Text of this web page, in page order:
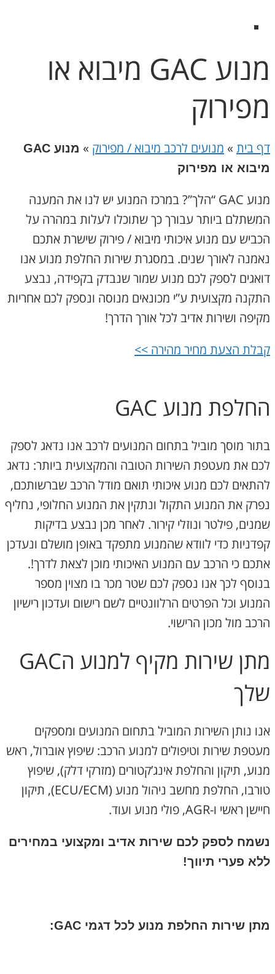
מנוע GAC מיבוא או
מפירוק
דף בית » מנועים לרכב מיבוא / מפירוק »
מנוע GAC
מיבוא או מפירוק
מנוע GAC “הלך”? במרכז המנוע יש לנו את המענה
המשתלם ביותר עבורך כך שתוכלו לעלות במהרה על
הכביש עם מנוע איכותי מיבוא / פירוק שישרת אתכם
נאמנה לאורך שנים. במסגרת שירות החלפת מנוע אנו
דואגים לספק לכם מנוע שמור שנבדק בקפידה, נבצע
התקנה מקצועית ע”י מכונאים מנוסה ונספק לכם אחריות
מקיפה ושירות אדיב לכל אורך הדרך!
קבלת הצעת מחיר מהירה >>
החלפת מנוע GAC
בתור מוסך מוביל בתחום המנועים לרכב אנו נדאג לספק
לכם את מעטפת השירות הטובה והמקצועית ביותר: נדאג
להתאים לכם מנוע איכותי תואם מודל הרכב שברשותכם,
נפרק את המנוע התקול ונתקין את המנוע החלופי, נחליף
שמנים, פילטר ונוזלי קירור. לאחר מכן נבצע בדיקות
קפדניות כדי לוודא שהמנוע מתפקד באופן מושלם ונעדכן
אתכם כי הרכב עם המנוע האיכותי מוכן לצאת לדרך!.
בנוסף לכך אנו נספק לכם שטר מכר בו מצוין מספר
המנוע וכל הפרטים הרלוונטיים לשם רישום ועדכון רישיון
הרכב מול מכון הרישוי.
מתן שירות מקיף למנוע הGAC
שלך
אנו נותן השירות המוביל בתחום המנועים ומספקים
מעטפת שירות וטיפולים למנוע הרכב: שיפוץ אוברול, ראש
מנוע, תיקון והחלפת אינג’קטורים (מזרקי דלק), שיפוץ
טורבו, החלפת מחשב ניהול מנוע (ECU/ECM), תיקון
חיישן ראשי ו-AGR, פולי מנוע ועוד.
נשמח לספק לכם שירות אדיב ומקצועי במחירים
ללא פערי תיווך!
מתן שירות החלפת מנוע לכל דגמי GAC: